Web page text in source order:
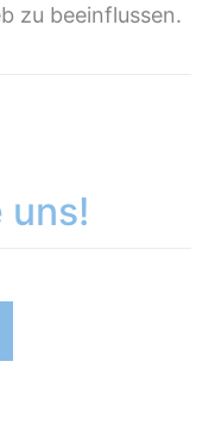
zu beeinflussen.
uns!